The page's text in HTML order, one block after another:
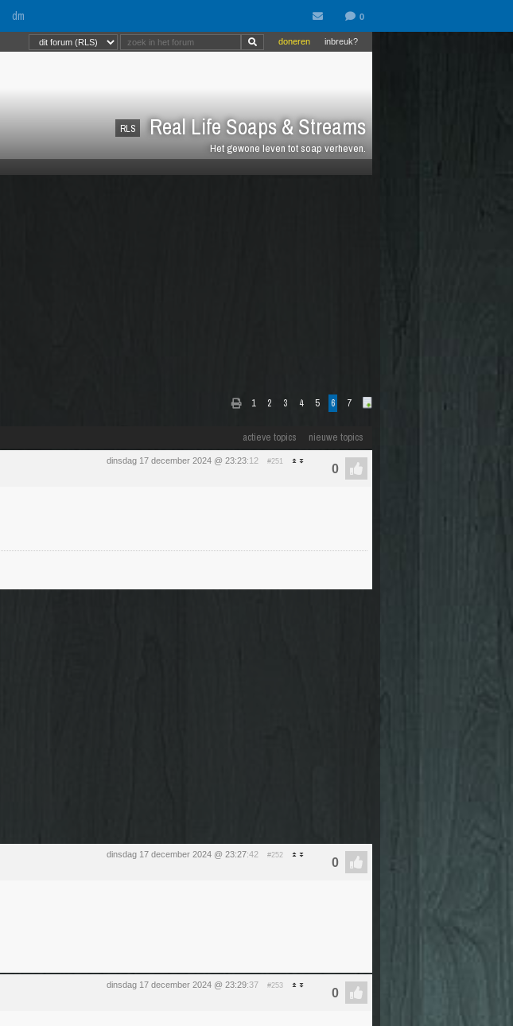
dm
RLS Real Life Soaps & Streams
Het gewone leven tot soap verheven.
inbreuk?
doneren
1 2 3 4 5 6 7
actieve topics nieuwe topics
dinsdag 17 december 2024 @ 23:23:12 #251
dinsdag 17 december 2024 @ 23:27:42 #252
dinsdag 17 december 2024 @ 23:29:37 #253